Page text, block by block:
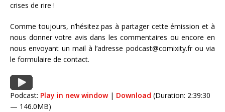
crises de rire !
Comme toujours, n’hésitez pas à partager cette émission et à
nous donner votre avis dans les commentaires ou encore en
nous envoyant un mail à l’adresse podcast@comixity.fr ou via
le formulaire de contact.
Podcast: Play in new window| Download (Duration: 2:39:30
— 146.0MB)